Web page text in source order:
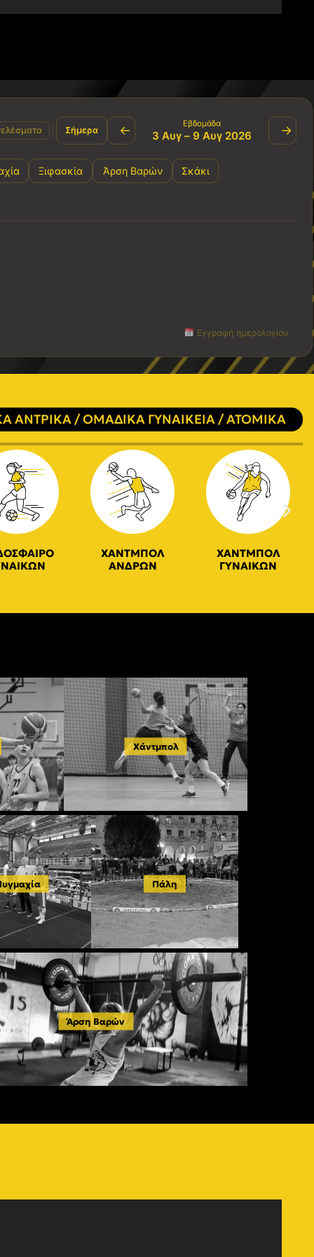
Σήμερα ← Εβδομάδα
3 Αυγ – 9 Αυγ 2026 →
Ξιφασκία Άρση Βαρών Σκάκι
Εγγραφή ημερολογίου
ΑΝΤΡΙΚΑ / ΟΜΑΔΙΚΑ ΓΥΝΑΙΚΕΙΑ / ΑΤΟΜΙΚΑ
ΧΑΝΤΜΠΟΛ
ΑΝΔΡΩΝ
ΧΑΝΤΜΠΟΛ
ΓΥΝΑΙΚΩΝ
Χάντμπολ
Πάλη
Άρση Βαρών